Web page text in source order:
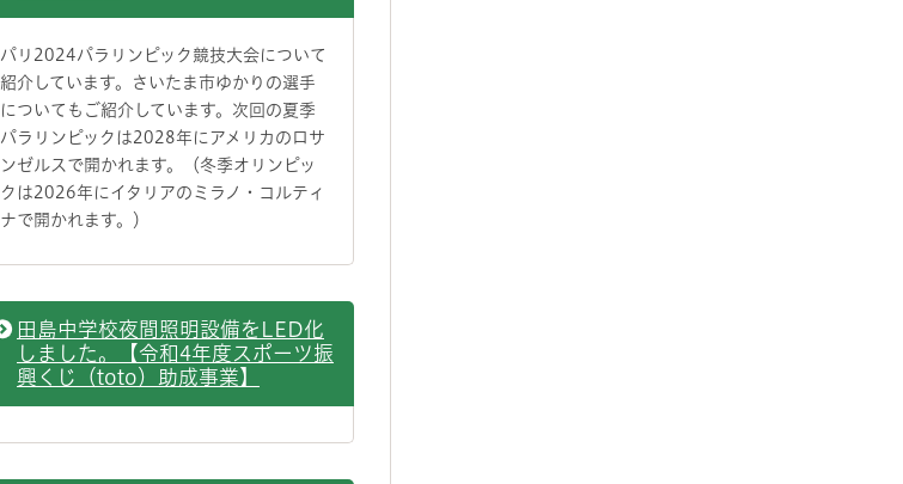
パリ2024パラリンピック競技大会について
紹介しています。さいたま市ゆかりの選手
についてもご紹介しています。次回の夏季
パラリンピックは2028年にアメリカのロサ
ンゼルスで開かれます。（冬季オリンピッ
クは2026年にイタリアのミラノ・コルティ
ナで開かれます。）
田島中学校夜間照明設備をLED化
しました。【令和4年度スポーツ振
興くじ（toto）助成事業】